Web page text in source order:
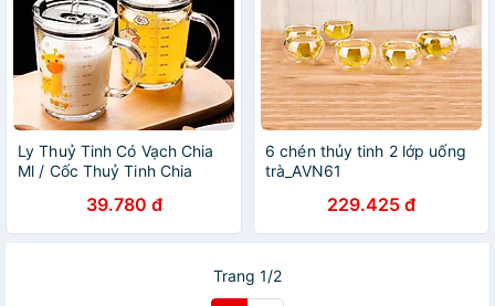
Ly Thuỷ Tinh Có Vạch Chia
Ml / Cốc Thuỷ Tinh Chia
Đậy Chống Tràn Kèm Ống
Hút Cho Bé- Hàng chính
39.780 đ
6 chén thủy tinh 2 lớp uống
trà_AVN61
229.425 đ
Trang 1/2